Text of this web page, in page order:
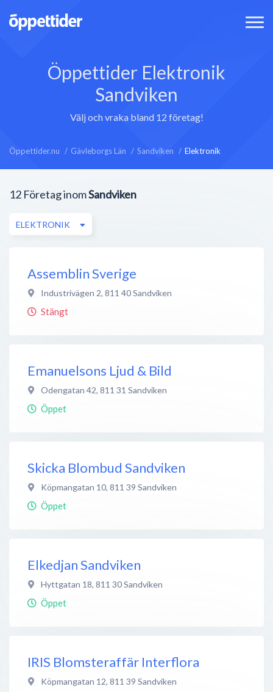
Öppettider Elektronik
Sandviken
Välj och vraka bland 12 företag!
Öppettider.nu Gävleborgs Län Sandviken Elektronik
12 Företag inomSandviken
ELEKTRONIK
Assemblin Sverige
Industrivägen 2, 811 40Sandviken
Stängt
Emanuelsons Ljud & Bild
Odengatan 42, 811 31 Sandviken
Öppet
Skicka Blombud Sandviken
Köpmangatan 10, 811 39 Sandviken
Öppet
Elkedjan Sandviken
Hyttgatan 18, 811 30Sandviken
Öppet
IRIS Blomsteraffär Interflora
Köpmangatan 12, 811 39 Sandviken